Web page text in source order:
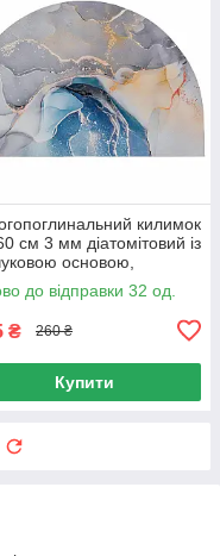
килимок
см 3 мм діатомітовий із
основою,
для ванної діатоміт
3 мм
до відправки 32 од.
₴ 260 ₴
Купити